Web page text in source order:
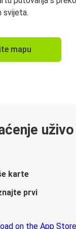
svijeta.
mapu
uživo
karte
prvi